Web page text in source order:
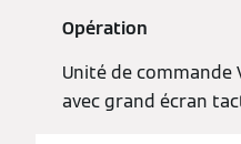
Opération
Unité de commande
avec grand écran